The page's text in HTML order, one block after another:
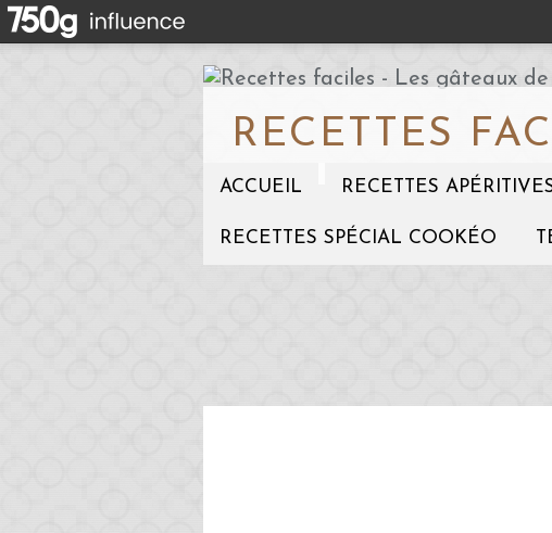
RECETTES
ACCUEIL RECETTES
RECETTES SPÉCIAL COOKÉO